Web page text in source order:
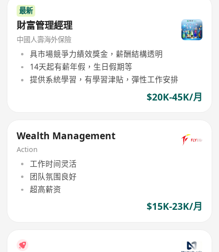
最新
財富管理經理
中國人壽海外保險
具市場競爭力績效獎金，薪酬結構透明
14天起有薪年假，生日假期等
提供系統學習，有學習津貼，彈性工作安排
$20K-45K/月
Wealth Management
Action
工作时间灵活
团队氛围良好
超高薪资
$15K-23K/月